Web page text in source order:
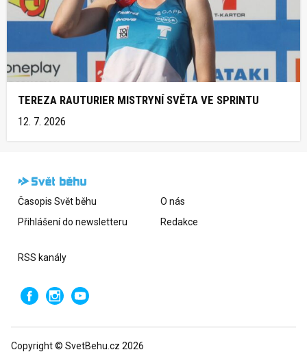
TEREZA RAUTURIER MISTRYNÍ SVĚTA VE SPRINTU
12. 7. 2026
Časopis Svět běhu
Přihlášení do newsletteru
O nás
Redakce
RSS kanály
Copyright © SvetBehu.cz 2026